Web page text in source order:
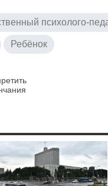
психолого-
Ребёнок